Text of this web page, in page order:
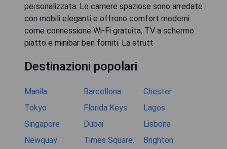
personalizzata. Le camere spaziose sono arredate
con mobili eleganti e offrono comfort moderni
come connessione Wi-Fi gratuita, TV a schermo
piatto e minibar ben forniti. La strutt
Destinazioni popolari
Manila Barcellona
Chester
Tokyo
Florida Keys
Lagos
Singapore
Dubai
Lisbona
Newquay
Times Square,
Brighton